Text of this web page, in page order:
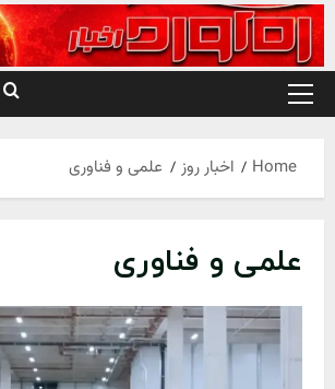
Skip
to
content
Primary
Home اخبار روز علمی و فناوری
علمی و فناوری